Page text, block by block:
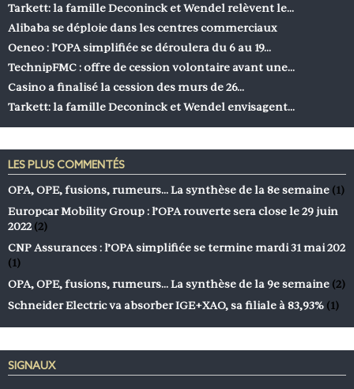
Tarkett: la famille Deconinck et Wendel relèvent le…
Alibaba se déploie dans les centres commerciaux
Oeneo : l’OPA simplifiée se déroulera du 6 au 19…
TechnipFMC : offre de cession volontaire avant une…
Casino a finalisé la cession des murs de 26…
Tarkett: la famille Deconinck et Wendel envisagent…
LES PLUS COMMENTÉS
OPA, OPE, fusions, rumeurs… La synthèse de la 8e semaine (1)
Europcar Mobility Group : l’OPA rouverte sera close le 29 juin
2022 (2)
CNP Assurances : l’OPA simplifiée se termine mardi 31 mai 202
(1)
OPA, OPE, fusions, rumeurs… La synthèse de la 9e semaine (2)
Schneider Electric va absorber IGE+XAO, sa filiale à 83,93% (1)
SIGNAUX